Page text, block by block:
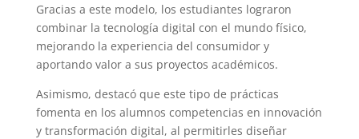
Gracias a este modelo, los estudiantes lograron
combinar la tecnología digital con el mundo físico,
mejorando la experiencia del consumidor y
aportando valor a sus proyectos académicos.
Asimismo, destacó que este tipo de prácticas
fomenta en los alumnos competencias en innovación
y transformación digital, al permitirles diseñar